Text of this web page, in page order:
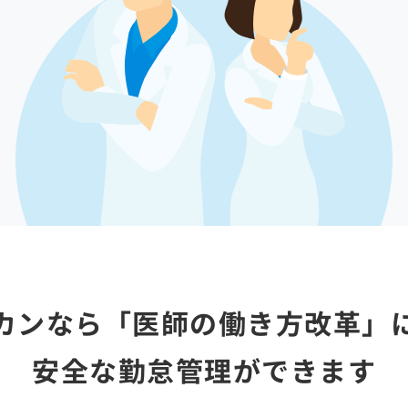
ンなら「医師の働き方改革」
安全な勤怠管理ができます